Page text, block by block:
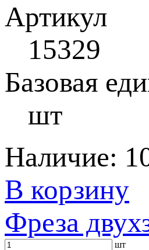
Артикул
15329
Базовая
шт
Наличие:
В корзину
Фреза
шт